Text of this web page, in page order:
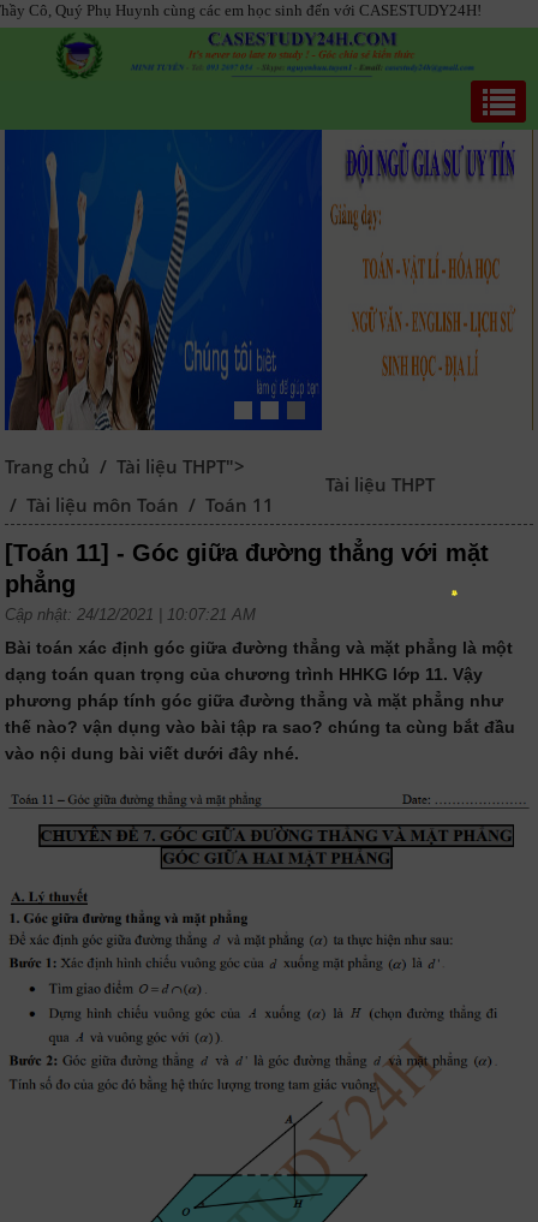
Phụ Huynh cùng các em học sinh đến với CASESTUDY24H!
Trang chủ /Tài liệu THPT">
Tài liệu THPT
/Tài liệu môn Toán /Toán 11
[Toán 11] - Góc giữa đường thẳng với mặt
phẳng
Cập nhật: 24/12/2021 | 10:07:21 AM
Bài toán xác định góc giữa đường thẳng và mặt phẳng là một
dạng toán quan trọng của chương trình HHKG lớp 11. Vậy
phương pháp tính góc giữa đường thẳng và mặt phẳng như
thế nào? vận dụng vào bài tập ra sao? chúng ta cùng bắt đầu
vào nội dung bài viết dưới đây nhé.